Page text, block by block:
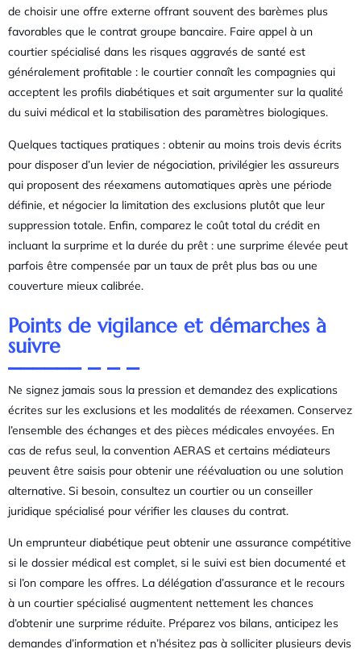
de choisir une offre externe offrant souvent des barèmes plus
favorables que le contrat groupe bancaire. Faire appel à un
courtier spécialisé dans les risques aggravés de santé est
généralement profitable : le courtier connaît les compagnies qui
acceptent les profils diabétiques et sait argumenter sur la qualité
du suivi médical et la stabilisation des paramètres biologiques.
Quelques tactiques pratiques : obtenir au moins trois devis écrits
pour disposer d’un levier de négociation, privilégier les assureurs
qui proposent des réexamens automatiques après une période
définie, et négocier la limitation des exclusions plutôt que leur
suppression totale. Enfin, comparez le coût total du crédit en
incluant la surprime et la durée du prêt : une surprime élevée peut
parfois être compensée par un taux de prêt plus bas ou une
couverture mieux calibrée.
Points de vigilance et démarches à
suivre
Ne signez jamais sous la pression et demandez des explications
écrites sur les exclusions et les modalités de réexamen. Conservez
l’ensemble des échanges et des pièces médicales envoyées. En
cas de refus seul, la convention AERAS et certains médiateurs
peuvent être saisis pour obtenir une réévaluation ou une solution
alternative. Si besoin, consultez un courtier ou un conseiller
juridique spécialisé pour vérifier les clauses du contrat.
Un emprunteur diabétique peut obtenir une assurance compétitive
si le dossier médical est complet, si le suivi est bien documenté et
si l’on compare les offres. La délégation d’assurance et le recours
à un courtier spécialisé augmentent nettement les chances
d’obtenir une surprime réduite. Préparez vos bilans, anticipez les
demandes d’information et n’hésitez pas à solliciter plusieurs devis